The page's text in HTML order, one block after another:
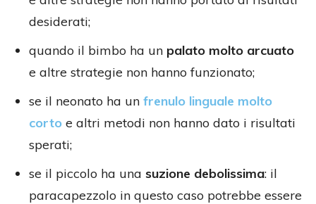
desiderati;
quando il bimbo ha un palato molto arcuato
e altre strategie non hanno funzionato;
se il neonato ha un frenulo linguale molto
corto e altri metodi non hanno dato i risultati
sperati;
se il piccolo ha una suzione debolissima: il
paracapezzolo in questo caso potrebbe essere